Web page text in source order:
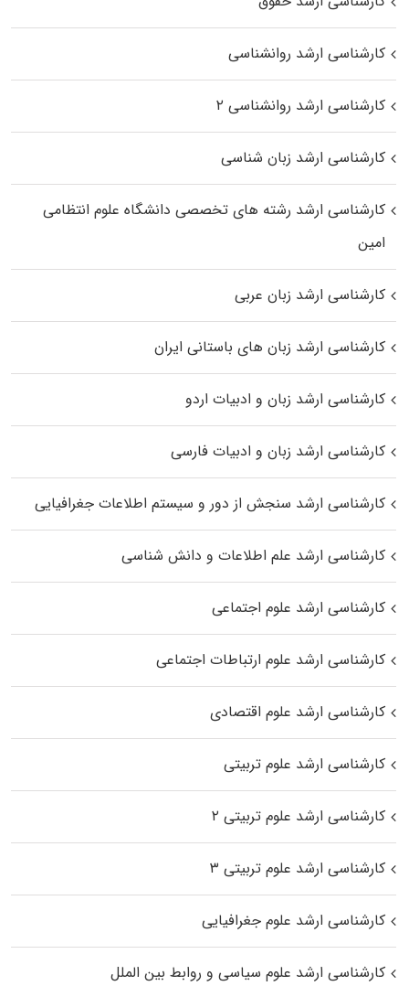
کارشناسی ارشد روانشناسی
کارشناسی ارشد روانشناسی ۲
کارشناسی ارشد زبان شناسی
کارشناسی ارشد رﺷﺘﻪ ﻫﺎی تخصصی داﻧﺸﮕﺎه ﻋﻠﻮم انتظامی
اﻣﻴﻦ
کارشناسی ارشد زبان عربی
کارشناسی ارشد زبان‌ های باستانی ایران
کارشناسی ارشد زبان و ادبیات اردو
کارشناسی ارشد زبان و ادبیات فارسی
کارشناسی ارشد سنجش از دور و سیستم اطلاعات جغرافیایی
کارشناسی ارشد علم اطلاعات و دانش شناسی
کارشناسی ارشد علوم اجتماعی
کارشناسی ارشد علوم ارتباطات اجتماعی
کارشناسی ارشد علوم اقتصادی
کارشناسی ارشد علوم تربیتی
کارشناسی ارشد علوم تربیتی ۲
کارشناسی ارشد علوم تربیتی ۳
کارشناسی ارشد علوم جغرافیایی
کارشناسی ارشد علوم سیاسی و روابط بین الملل